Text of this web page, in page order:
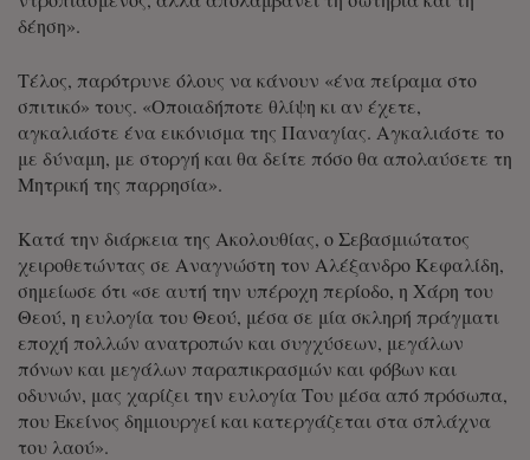
δέηση».
Τέλος, παρότρυνε όλους να κάνουν «ένα πείραμα στο
σπιτικό» τους. «Οποιαδήποτε θλίψη κι αν έχετε,
αγκαλιάστε ένα εικόνισμα της Παναγίας. Αγκαλιάστε το
με δύναμη, με στοργή και θα δείτε πόσο θα απολαύσετε τη
Μητρική της παρρησία».
Κατά την διάρκεια της Ακολουθίας, ο Σεβασμιώτατος
χειροθετώντας σε Αναγνώστη τον Αλέξανδρο Κεφαλίδη,
σημείωσε ότι «σε αυτή την υπέροχη περίοδο, η Χάρη του
Θεού, η ευλογία του Θεού, μέσα σε μία σκληρή πράγματι
εποχή πολλών ανατροπών και συγχύσεων, μεγάλων
πόνων και μεγάλων παραπικρασμών και φόβων και
οδυνών, μας χαρίζει την ευλογία Του μέσα από πρόσωπα,
που Εκείνος δημιουργεί και κατεργάζεται στα σπλάχνα
του λαού».